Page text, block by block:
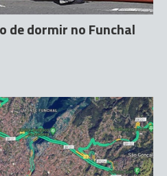
de dormir no Funchal